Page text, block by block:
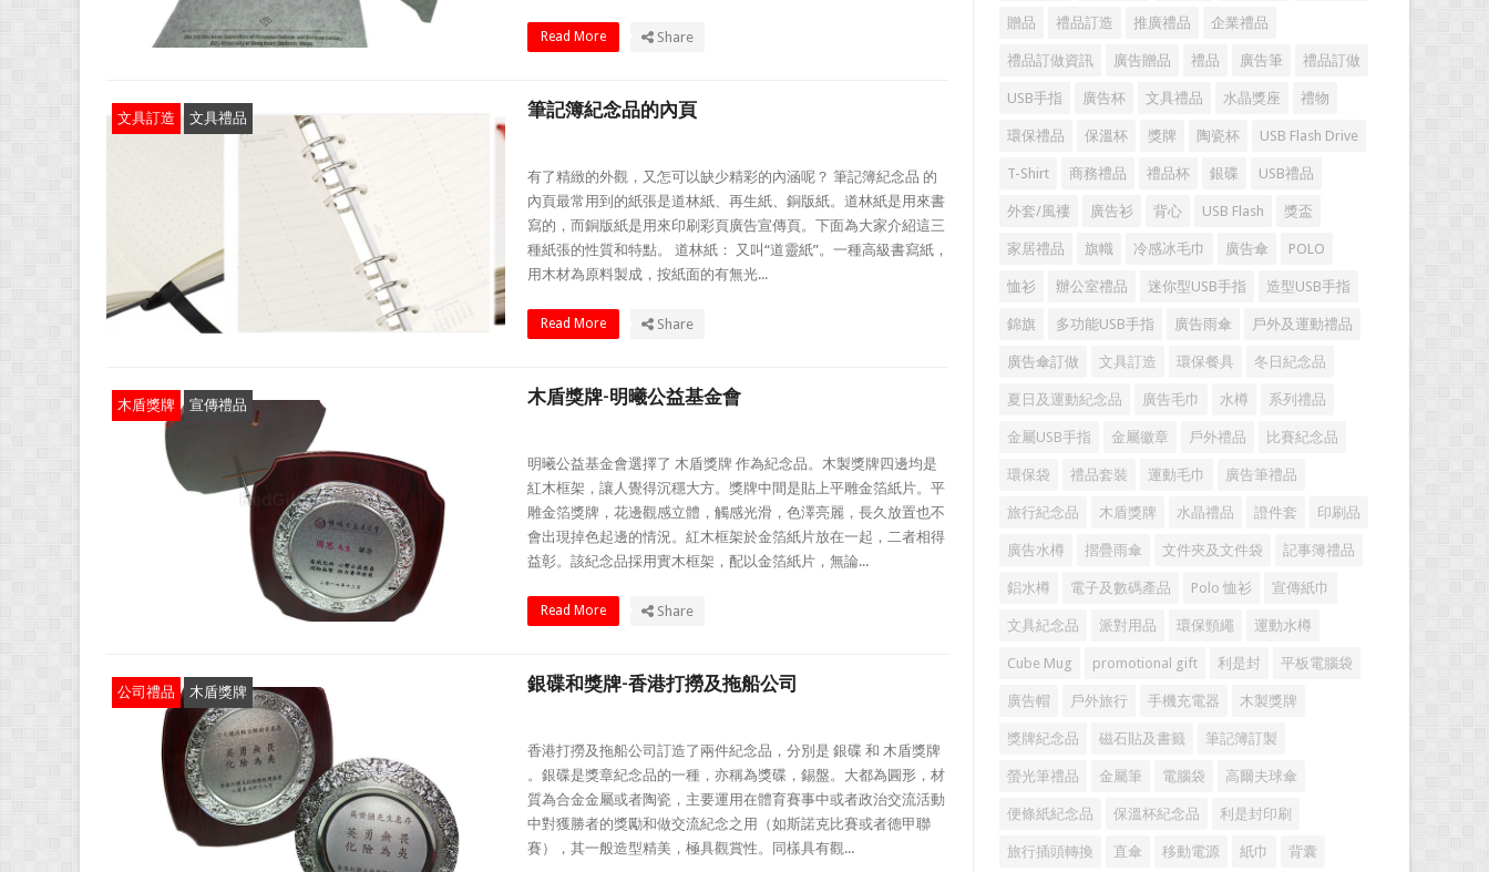
Read More Share
文具訂造 文具禮品 筆記簿紀念品的內頁
有了精緻的外觀，又怎可以缺少精彩的內涵呢？ 筆記簿紀念品 的
內頁最常用到的紙張是道林紙、再生紙、銅版紙。道林紙是用來書
寫的，而銅版紙是用來印刷彩頁廣告宣傳頁。下面為大家介紹這三
種紙張的性質和特點。 道林紙： 又叫“道靈紙”。一種高級書寫紙，
用木材為原料製成，按紙面的有無光...
Read More Share
木盾獎牌 宣傳禮品 木盾獎牌-明曦公益基金會
明曦公益基金會選擇了 木盾獎牌 作為紀念品。木製獎牌四邊均是
紅木框架，讓人覺得沉穩大方。獎牌中間是貼上平雕金箔紙片。平
雕金箔獎牌，花邊觀感立體，觸感光滑，色澤亮麗，長久放置也不
會出現掉色起邊的情況。紅木框架於金箔紙片放在一起，二者相得
益彰。該紀念品採用實木框架，配以金箔紙片，無論...
Read More Share
公司禮品 木盾獎牌 銀碟和獎牌-香港打撈及拖船公司
香港打撈及拖船公司訂造了兩件紀念品，分別是 銀碟 和 木盾獎牌
。銀碟是獎章紀念品的一種，亦稱為獎碟，錫盤。大都為圓形，材
質為合金金屬或者陶瓷，主要運用在體育賽事中或者政治交流活動
中對獲勝者的獎勵和做交流紀念之用（如斯諾克比賽或者德甲聯
賽），其一般造型精美，極具觀賞性。同樣具有觀...
贈品 禮品訂造 推廣禮品 企業禮品
禮品訂做資訊 廣告贈品 禮品 廣告筆 禮品訂做
USB手指 廣告杯 文具禮品 水晶獎座 禮物
環保禮品 保溫杯 獎牌 陶瓷杯 USB Flash Drive
T-Shirt 商務禮品 禮品杯 銀碟 USB禮品
外套/風褸 廣告衫 背心 USB Flash 獎盃
家居禮品 旗幟 冷感冰毛巾 廣告傘 POLO
恤衫 辦公室禮品 迷你型USB手指 造型USB手指
錦旗 多功能USB手指 廣告雨傘 戶外及運動禮品
廣告傘訂做 文具訂造 環保餐具 冬日紀念品
夏日及運動紀念品 廣告毛巾 水樽 系列禮品
金屬USB手指 金屬徽章 戶外禮品 比賽紀念品
環保袋 禮品套裝 運動毛巾 廣告筆禮品
旅行紀念品 木盾獎牌 水晶禮品 證件套 印刷品
廣告水樽 摺疊雨傘 文件夾及文件袋 記事簿禮品
鋁水樽 電子及數碼產品 Polo 恤衫 宣傳紙巾
文具紀念品 派對用品 環保頸繩 運動水樽
Cube Mug promotional gift 利是封 平板電腦袋
廣告帽 戶外旅行 手機充電器 木製獎牌
獎牌紀念品 磁石貼及書籤 筆記簿訂製
螢光筆禮品 金屬筆 電腦袋 高爾夫球傘
便條紙紀念品 保溫杯紀念品 利是封印刷
旅行插頭轉換 直傘 移動電源 紙巾 背囊